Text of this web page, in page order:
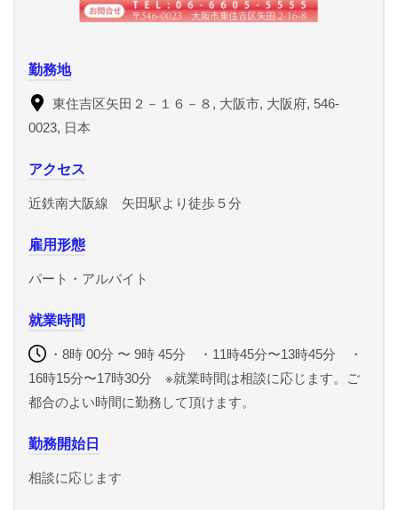
勤務地
東住吉区矢田２－１６－８, 大阪市, 大阪府, 546-
0023, 日本
アクセス
近鉄南大阪線 矢田駅より徒歩５分
雇用形態
パート・アルバイト
就業時間
・8時 00分 〜 9時 45分 ・11時45分〜13時45分 ・
16時15分〜17時30分 ※就業時間は相談に応じます。ご
都合のよい時間に勤務して頂けます。
勤務開始日
相談に応じます